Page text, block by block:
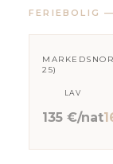
FERIEBOLIG
25)
LAV
135 €/nat